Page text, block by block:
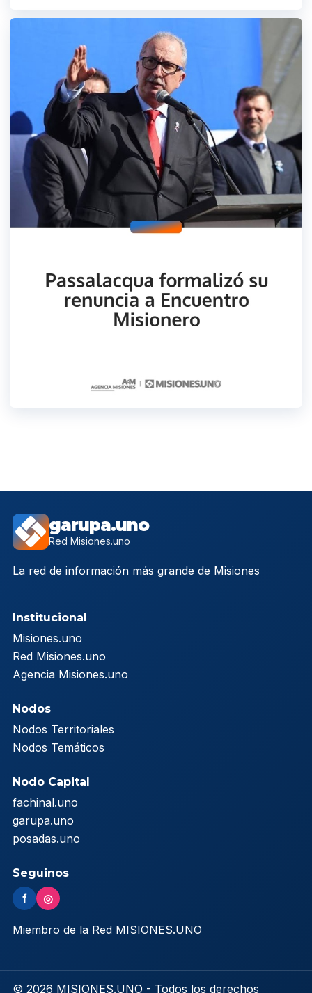
garupa.uno
Red Misiones.uno
La red de información más grande de Misiones
Institucional
Misiones.uno
Red Misiones.uno
Agencia Misiones.uno
Nodos
Nodos Territoriales
Nodos Temáticos
Nodo Capital
fachinal.uno
garupa.uno
posadas.uno
Seguinos
f ◎
Miembro de la Red MISIONES.UNO
© 2026 MISIONES.UNO - Todos los derechos